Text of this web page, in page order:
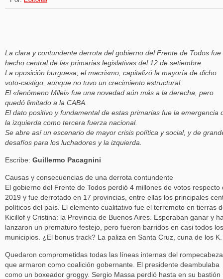
La clara y contundente derrota del gobierno del Frente de Todos fue
hecho central de las primarias legislativas del 12 de setiembre.
La oposición burguesa, el macrismo, capitalizó la mayoría de dicho
voto-castigo, aunque no tuvo un crecimiento estructural.
El «fenómeno Milei» fue una novedad aún más a la derecha, pero
quedó limitado a la CABA.
El dato positivo y fundamental de estas primarias fue la emergencia
la izquierda como tercera fuerza nacional.
Se abre así un escenario de mayor crisis política y social, y de
desafíos para los luchadores y la izquierda.
Escribe: Guillermo Pacagnini
Causas y consecuencias de una derrota contundente
El gobierno del Frente de Todos perdió 4 millones de votos respecto
2019 y fue derrotado en 17 provincias, entre ellas los principales
políticos del país. El elemento cualitativo fue el terremoto en tierras
Kicillof y Cristina: la Provincia de Buenos Aires. Esperaban ganar y
lanzaron un prematuro festejo, pero fueron barridos en casi todos los
municipios. ¿El bonus track? La paliza en Santa Cruz, cuna de los K.
Quedaron comprometidas todas las líneas internas del
que armaron como coalición gobernante. El presidente deambulaba
como un boxeador groggy. Sergio Massa perdió hasta en su bastión